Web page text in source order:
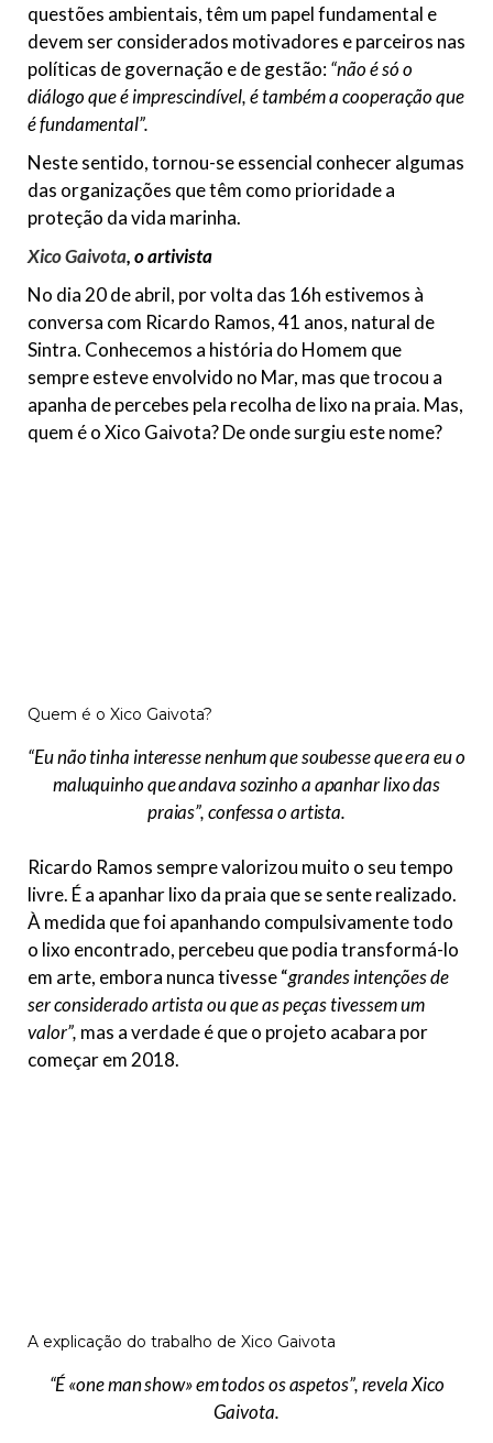
questões ambientais, têm um papel fundamental e
devem ser considerados motivadores e parceiros nas
políticas de governação e de gestão:“não é só o
diálogo que é imprescindível, é também a cooperação que
é fundamental”.
Neste sentido, tornou-se essencial conhecer algumas
das organizações que têm como prioridade a
proteção da vida marinha.
Xico Gaivota, o artivista
No dia 20 de abril, por volta das 16h estivemos à
conversa com Ricardo Ramos, 41 anos, natural de
Sintra. Conhecemos a história do Homem que
sempre esteve envolvido no Mar, mas que trocou a
apanha de percebes pela recolha de lixo na praia. Mas,
quem é o Xico Gaivota? De onde surgiu este nome?
Quem é o Xico Gaivota?
“Eu não tinha interesse nenhum que soubesse que era eu o
maluquinho que andava sozinho a apanhar lixo das
praias”,confessa o artista.
Ricardo Ramos sempre valorizou muito o seu tempo
livre. É a apanhar lixo da praia que se sente realizado.
À medida que foi apanhando compulsivamente todo
o lixo encontrado, percebeu que podia transformá-lo
em arte, embora nunca tivesse “grandes intenções de
ser considerado artista ou que as peças tivessem um
valor”, mas a verdade é que o projeto acabara por
começar em 2018.
A explicação do trabalho de Xico Gaivota
“É «one man show» em todos os aspetos”,revela Xico
Gaivota.